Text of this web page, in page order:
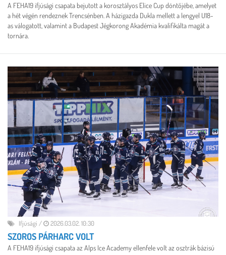
A FEHA19 ifjúsági csapata bejutott a korosztályos Elice Cup döntőjébe, amelyet
a hét végén rendeznek Trencsénben. A házigazda Dukla mellett a lengyel U18-
as válogatott, valamint a Budapest Jégkorong Akadémia kvalifikálta magát a
tornára.
Ifjúsági / 2026.03.02. 10:30
SZOROS PÁRHARC VOLT
A FEHA19 ifjúsági csapata az Alps Ice Academy ellenfele volt az osztrák bázisú